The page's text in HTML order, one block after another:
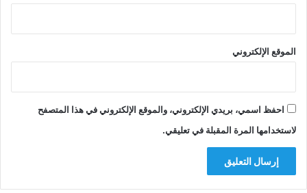
الموقع الإلكتروني
احفظ اسمي، بريدي الإلكتروني، والموقع الإلكتروني في هذا المتصفح
لاستخدامها المرة المقبلة في تعليقي.